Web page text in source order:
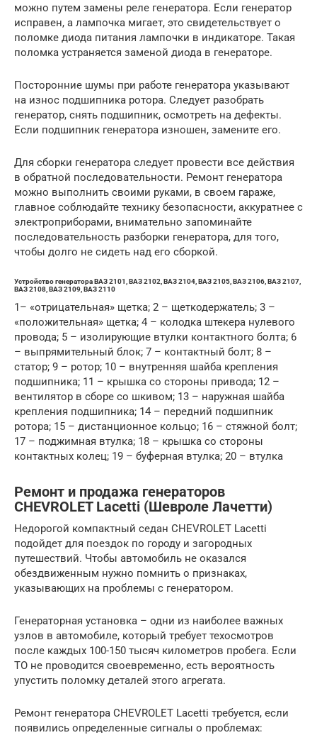
можно путем замены реле генератора. Если генератор
исправен, а лампочка мигает, это свидетельствует о
поломке диода питания лампочки в индикаторе. Такая
поломка устраняется заменой диода в генераторе.
Посторонние шумы при работе генератора указывают
на износ подшипника ротора. Следует разобрать
генератор, снять подшипник, осмотреть на дефекты.
Если подшипник генератора изношен, замените его.
Для сборки генератора следует провести все действия
в обратной последовательности. Ремонт генератора
можно выполнить своими руками, в своем гараже,
главное соблюдайте технику безопасности, аккуратнее с
электроприборами, внимательно запоминайте
последовательность разборки генератора, для того,
чтобы долго не сидеть над его сборкой.
Устройство генератора ВАЗ 2101, ВАЗ 2102, ВАЗ 2104, ВАЗ 2105, ВАЗ 2106, ВАЗ 2107,
ВАЗ 2108, ВАЗ 2109, ВАЗ 2110
1– «отрицательная» щетка; 2 – щеткодержатель; 3 –
«положительная» щетка; 4 – колодка штекера нулевого
провода; 5 – изолирующие втулки контактного болта; 6
– выпрямительный блок; 7 – контактный болт; 8 –
статор; 9 – ротор; 10 – внутренняя шайба крепления
подшипника; 11 – крышка со стороны привода; 12 –
вентилятор в сборе со шкивом; 13 – наружная шайба
крепления подшипника; 14 – передний подшипник
ротора; 15 – дистанционное кольцо; 16 – стяжной болт;
17 – поджимная втулка; 18 – крышка со стороны
контактных колец; 19 – буферная втулка; 20 – втулка
Ремонт и продажа генераторов
CHEVROLET Lacetti (Шевроле Лачетти)
Недорогой компактный седан CHEVROLET Lacetti
подойдет для поездок по городу и загородных
путешествий. Чтобы автомобиль не оказался
обездвиженным нужно помнить о признаках,
указывающих на проблемы с генератором.
Генераторная установка – одни из наиболее важных
узлов в автомобиле, который требует техосмотров
после каждых 100-150 тысяч километров пробега. Если
ТО не проводится своевременно, есть вероятность
упустить поломку деталей этого агрегата.
Ремонт генератора CHEVROLET Lacetti требуется, если
появились определенные сигналы о проблемах: